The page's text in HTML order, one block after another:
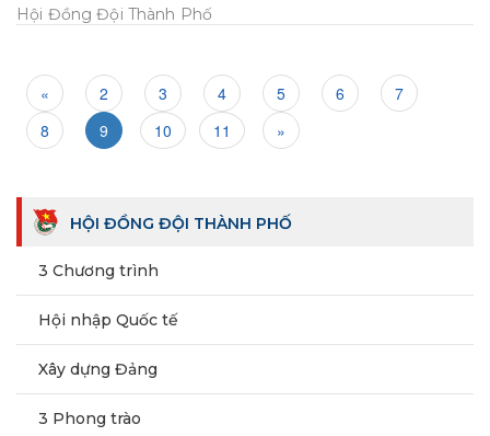
Hội Đồng Đội Thành Phố
« 2 3 4 5 6
7
8
9 10 11 »
HỘI ĐỒNG ĐỘI THÀNH PHỐ
3 Chương trình
Hội nhập Quốc tế
Xây dựng Đảng
3 Phong trào